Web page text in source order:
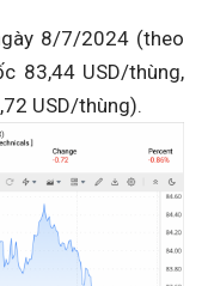
8/7/2024 (theo
83,44 USD/thùng,
USD/thùng).